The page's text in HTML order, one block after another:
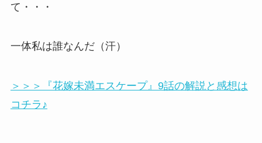
て・・・
一体私は誰なんだ（汗）
＞＞＞『花嫁未満エスケープ』9話の解説と感想は
コチラ♪